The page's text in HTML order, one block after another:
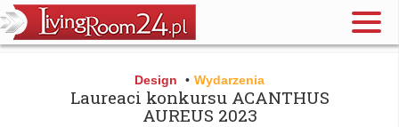
Design • Wydarzenia
Laureaci konkursu ACANTHUS
AUREUS 2023